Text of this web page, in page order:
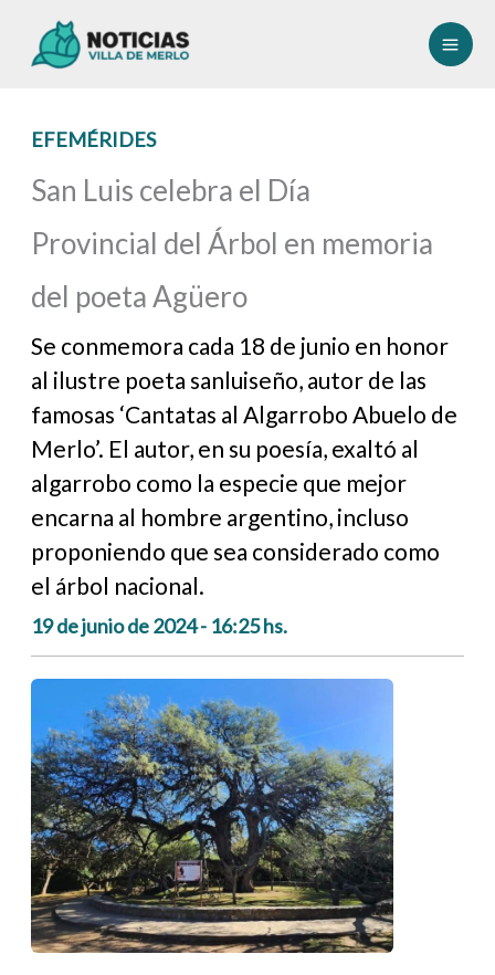
EFEMÉRIDES
San Luis celebra el Día
Provincial del Árbol en memoria
del poeta Agüero
Se conmemora cada 18 de junio en honor
al ilustre poeta sanluiseño, autor de las
famosas ‘Cantatas al Algarrobo Abuelo de
Merlo’. El autor, en su poesía, exaltó al
algarrobo como la especie que mejor
encarna al hombre argentino, incluso
proponiendo que sea considerado como
el árbol nacional.
19 de junio de 2024 - 16:25 hs.